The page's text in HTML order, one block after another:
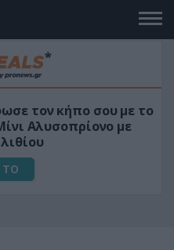
τον κήπο σου με το
Αλυσοπρίονο με
ΤΟ